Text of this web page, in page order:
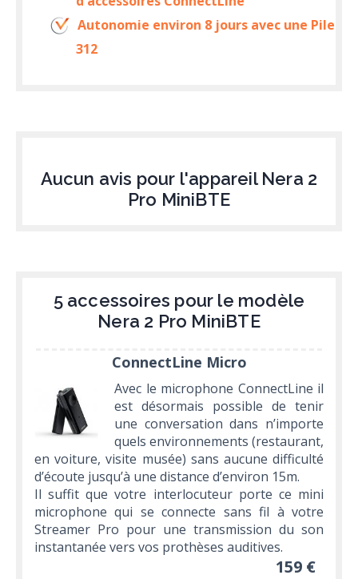
Autonomie environ 8 jours avec une Pile
312
Aucun avis pour l'appareil Nera 2
Pro MiniBTE
5 accessoires pour le modèle
Nera 2 Pro MiniBTE
ConnectLine Micro
Avec le microphone ConnectLine il
est désormais possible de tenir
une conversation dans n’importe
quels environnements (restaurant,
en voiture, visite musée) sans aucune difficulté
d’écoute jusqu’à une distance d’environ 15m.
Il suffit que votre interlocuteur porte ce mini
microphone qui se connecte sans fil à votre
Streamer Pro pour une transmission du son
instantanée vers vos prothèses auditives.
159 €